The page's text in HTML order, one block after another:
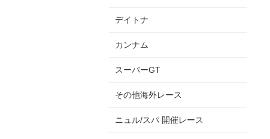
デイトナ
カンナム
スーパーGT
その他海外レース
ニュル/スパ 開催レース